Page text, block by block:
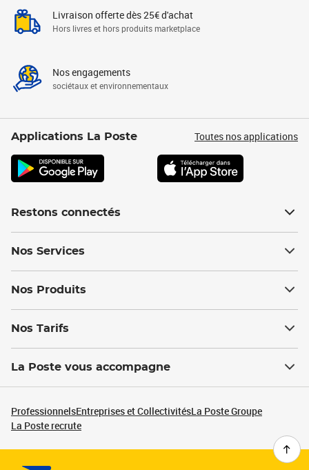
Livraison offerte dès 25€ d'achat
Hors livres et hors produits marketplace
Nos engagements
sociétaux et environnementaux
Applications La Poste Toutes nos applications
Restons connectés
Nos Services
Nos Produits
Nos Tarifs
La Poste vous accompagne
ProfessionnelsEntreprises et CollectivitésLa Poste Groupe
La Poste recrute